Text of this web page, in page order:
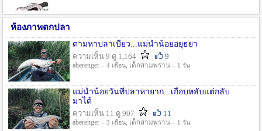
ห้องภาพตกปลา
ตามหาปลาเบี้ยว...แม่น้ำน้อยอยุธยา
ความเห็น 9 ดู 1,164
9
aberenger - 4 เดือน, เด็กสามพราน - 1 วัน
แม่น้ำน้อยวันที่ปลาหายาก...เกือบหลับแต่กลับ
มาได้
ความเห็น 11 ดู 907
11
aberenger - 3 เดือน, เด็กสามพราน - 1 วัน